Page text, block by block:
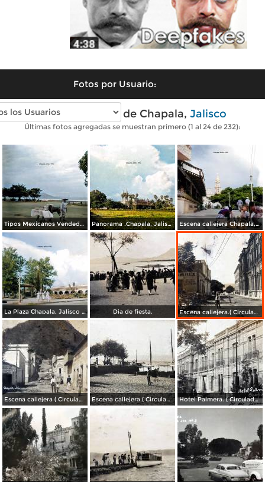
Fotos por Usuario:
Fotos antiguas de Chapala, Jalisco
Últimas fotos agregadas se muestran primero (1 al 24 de 232):
Tipos Mexicanos Vendedor de dulces Chapala, Jalisco 1961. Panorama .Chapala, Jalisco 1961. Escena callejera Chapala, Jalisco 1961..
La Plaza Chapala, Jalisco 1961. Dia de fiesta. Escena callejera.( Circulada el 3 de Marzo de 1909 ).
Escena callejera ( Circulada el 22 de marzo de 1908 ). Escena callejera ( Circulada el 19 de Diciembre de 1908 ).. Hotel Palmera. ( Circulada el 30 de Junio de 1909 ).